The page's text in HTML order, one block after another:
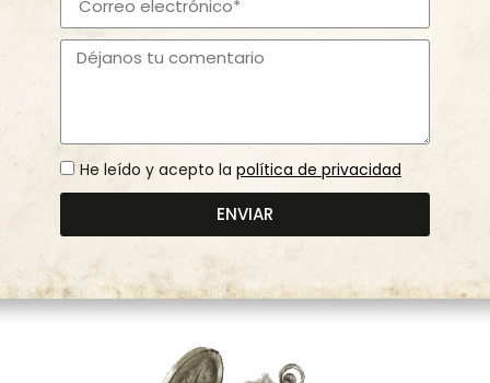
He leído y acepto la política de privacidad
ENVIAR